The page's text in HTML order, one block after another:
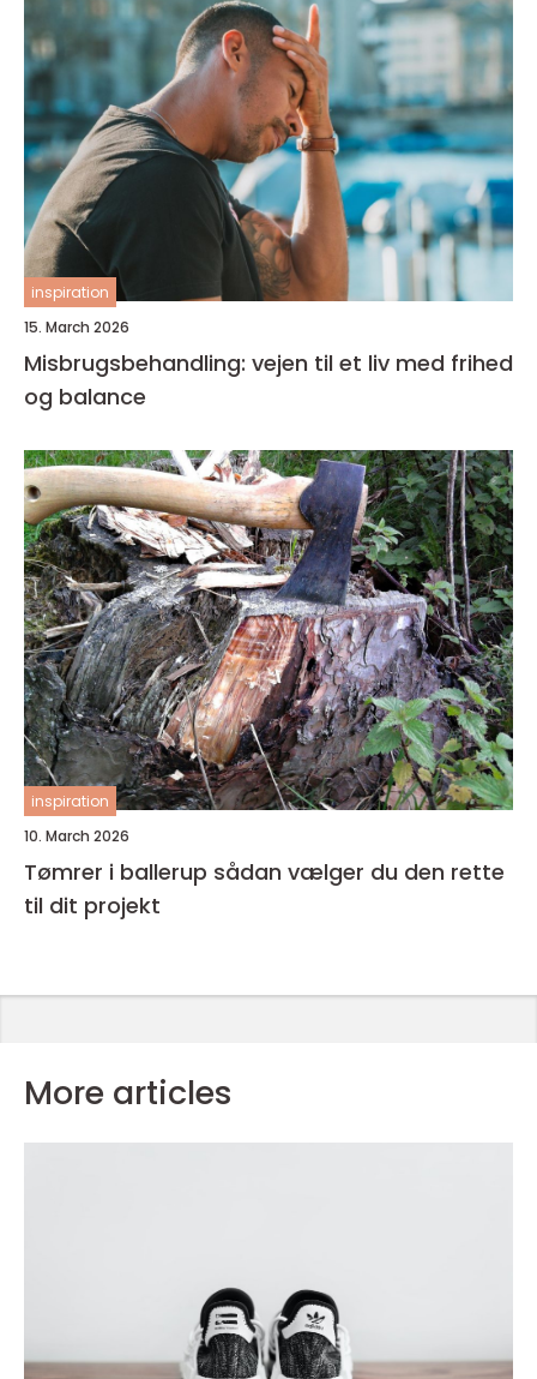
inspiration
15. March 2026
Misbrugsbehandling: vejen til et liv med frihed
og balance
inspiration
10. March 2026
Tømrer i ballerup sådan vælger du den rette
til dit projekt
More articles